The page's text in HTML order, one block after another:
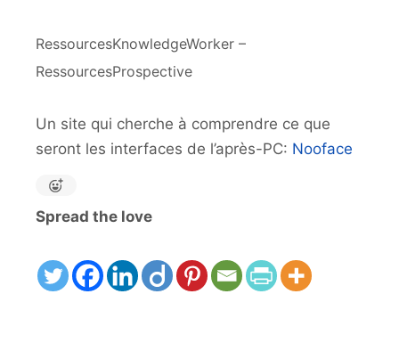
RessourcesKnowledgeWorker –
RessourcesProspective
Un site qui cherche à comprendre ce que
seront les interfaces de l’après-PC: Nooface
Spread the love